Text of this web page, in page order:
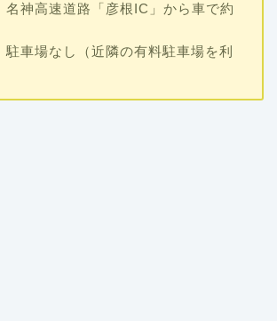
名神高速道路「彦根IC」から車で約
駐車場なし（近隣の有料駐車場を利